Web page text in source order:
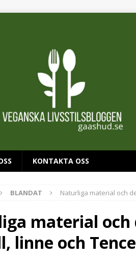
KONTAKTA OSS
BLANDAT Naturliga material och
material och
linne och